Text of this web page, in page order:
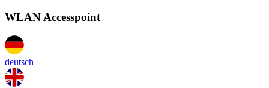
WLAN Accesspoint
deutsch